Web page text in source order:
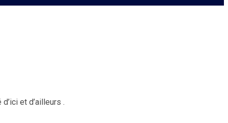
et d’ailleurs .